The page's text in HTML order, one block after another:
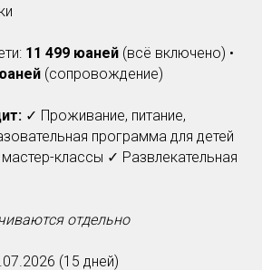
11 499 юаней (всё включено) •
(сопровождение)
✓ Проживание, питание,
программа для детей
классы ✓ Развлекательная
отдельно
(15 дней)